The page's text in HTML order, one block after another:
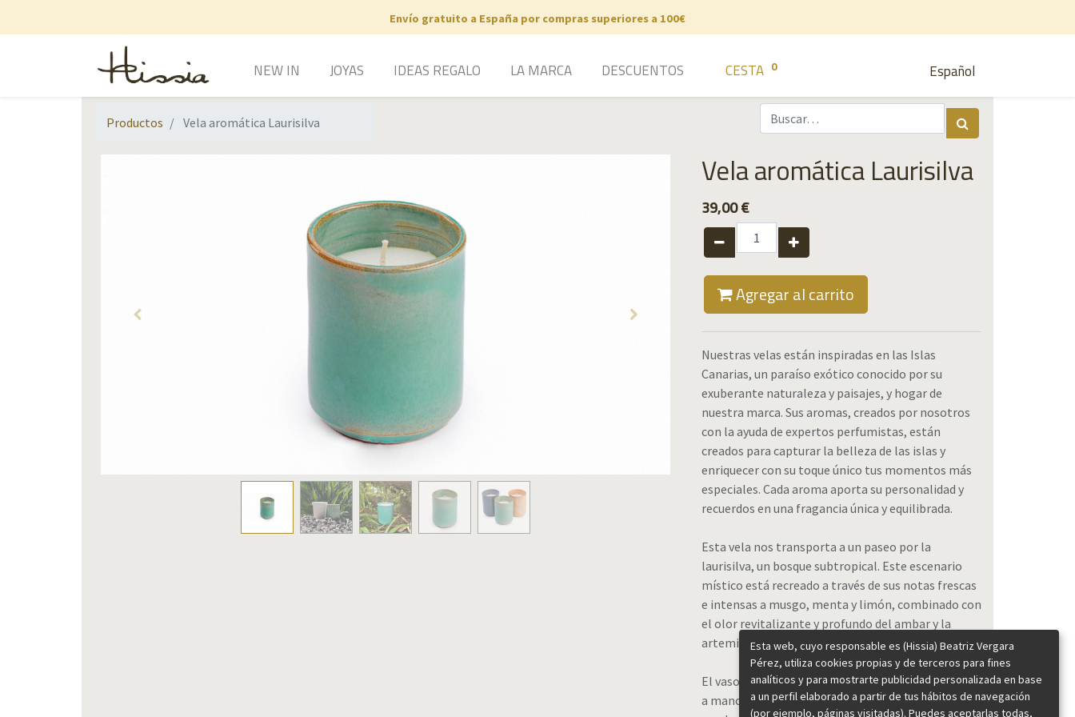
Envío gratuito a España por compras superiores a 100€
Español
NEW IN JOYAS IDEAS REGALO LA MARCA DESCUENTOS CESTA 0
Productos Vela aromática Laurisilva
Vela aromática Laurisilva
39,00€
Agregar al carrito
Nuestras velas están inspiradas en las Islas
Canarias, un paraíso exótico conocido por su
exuberante naturaleza y paisajes, y hogar de
nuestra marca. Sus aromas, creados por nosotros
con la ayuda de expertos perfumistas, están
creados para capturar la belleza de las islas y
enriquecer con su toque único tus momentos más
especiales. Cada aroma aporta su personalidad y
recuerdos en una fragancia única y equilibrada.
Esta vela nos transporta a un paseo por la
laurisilva, un bosque subtropical. Este escenario
místico está recreado a través de sus notas frescas
e intensas a musgo, menta y limón, combinado con
el olor revitalizante y profundo del ambar y la
artemisia.
El vaso de barro esmaltado en verde ha sido hecho
a mano por un artista local, concebido para que le
Esta web, cuyo responsable es (Hissia) Beatriz Vergara
Pérez, utiliza cookies propias y de terceros para fines
analíticos y para mostrarte publicidad personalizada en base
a un perfil elaborado a partir de tus hábitos de navegación
(por ejemplo, páginas visitadas). Puedes aceptarlas todas,